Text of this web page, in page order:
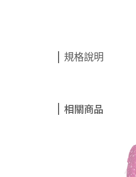
規格說明
相關商品